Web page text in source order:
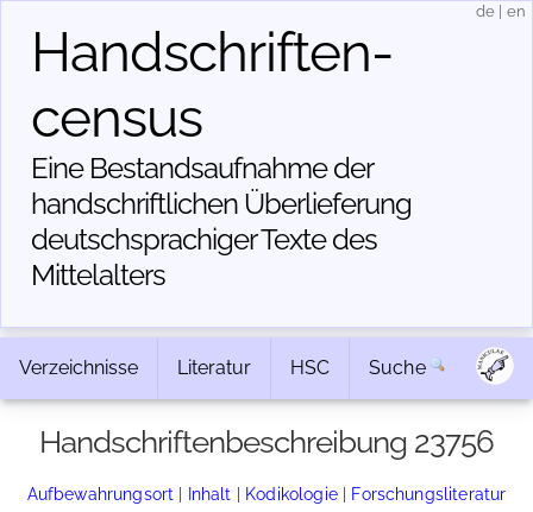
Handschriften­
census
Eine Bestandsaufnahme der
handschriftlichen Über­lieferung
deutschsprachiger Texte des
Mittelalters
de en
Verzeichnisse Literatur HSC Suche
Handschriftenbeschreibung 23756
Aufbewahrungsort | Inhalt | Kodikologie| Forschungsliteratur